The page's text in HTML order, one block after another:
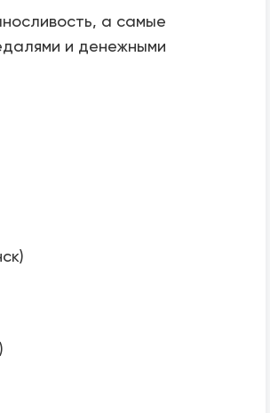
а самые
и денежными